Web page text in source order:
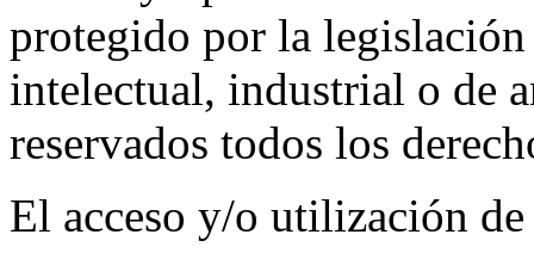
protegido por la
intelectual, industrial o de
reservados todos los
El acceso y/o utilización